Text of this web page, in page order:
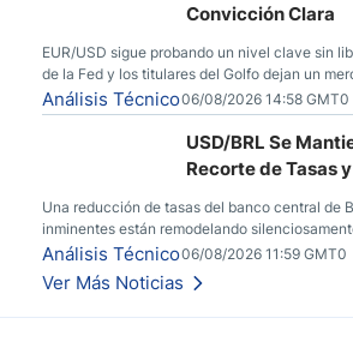
Convicción Clara
EUR/USD sigue probando un nivel clave sin
de la Fed y los titulares del Golfo dejan un
convicción real.
Análisis Técnico06/08/2026 14:58 GMT0
USD/BRL Se
Recorte de Tasas
Una reducción de tasas del banco central de
inminentes están remodelando
Una reducción de tasas por parte del banco
inminentes están remodelando
Esto es lo que los traders están observando a
Análisis Técnico06/08/2026 11:59 GMT0
Ver Más Noticias